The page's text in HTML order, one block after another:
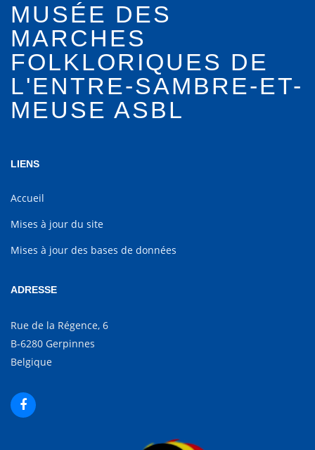
MUSÉE DES
MARCHES
FOLKLORIQUES DE
L'ENTRE-SAMBRE-ET-
MEUSE ASBL
LIENS
Accueil
Mises à jour du site
Mises à jour des bases de données
ADRESSE
Rue de la Régence, 6
B-6280 Gerpinnes
Belgique